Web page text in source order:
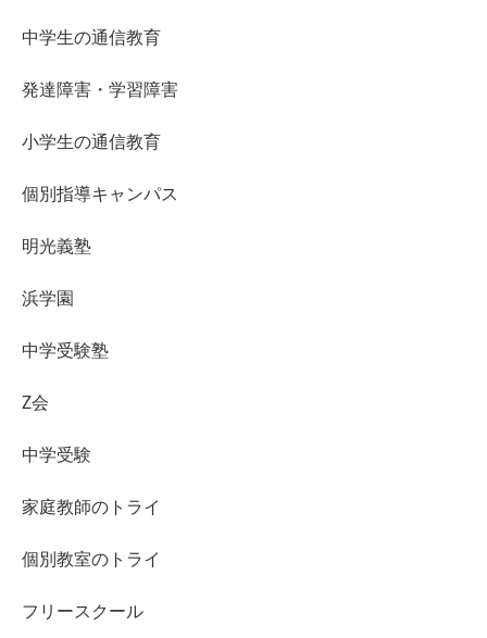
中学生の通信教育
発達障害・学習障害
小学生の通信教育
個別指導キャンパス
明光義塾
浜学園
中学受験塾
Z会
中学受験
家庭教師のトライ
個別教室のトライ
フリースクール